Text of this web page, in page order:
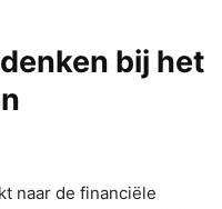
bij het
naar de financiële